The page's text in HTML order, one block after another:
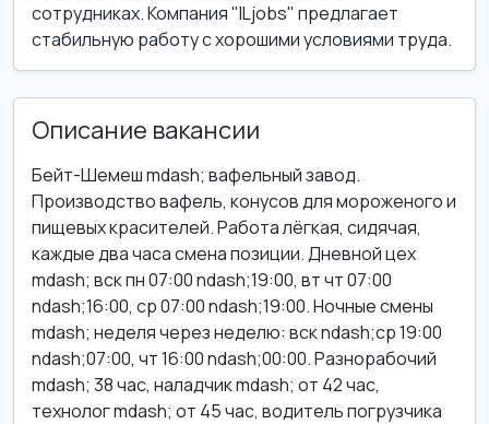
сотрудниках. Компания "ILjobs" предлагает
стабильную работу с хорошими условиями труда.
Описание вакансии
Бейт-Шемеш mdash; вафельный завод.
Производство вафель, конусов для мороженого и
пищевых красителей. Работа лёгкая, сидячая,
каждые два часа смена позиции. Дневной цех
mdash; вск пн 07:00 ndash;19:00, вт чт 07:00
ndash;16:00, ср 07:00 ndash;19:00. Ночные смены
mdash; неделя через неделю: вск ndash;ср 19:00
ndash;07:00, чт 16:00 ndash;00:00. Разнорабочий
mdash; 38 час, наладчик mdash; от 42 час,
технолог mdash; от 45 час, водитель погрузчика